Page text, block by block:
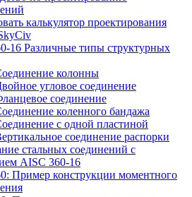
калькулятор проектирования
16 Различные типы структурных
колонны
угловое соединение
соединение
коленного бандажа
с одной пластиной
соединение распорки
стальных соединений с
AISC 360-16
Пример конструкции моментного